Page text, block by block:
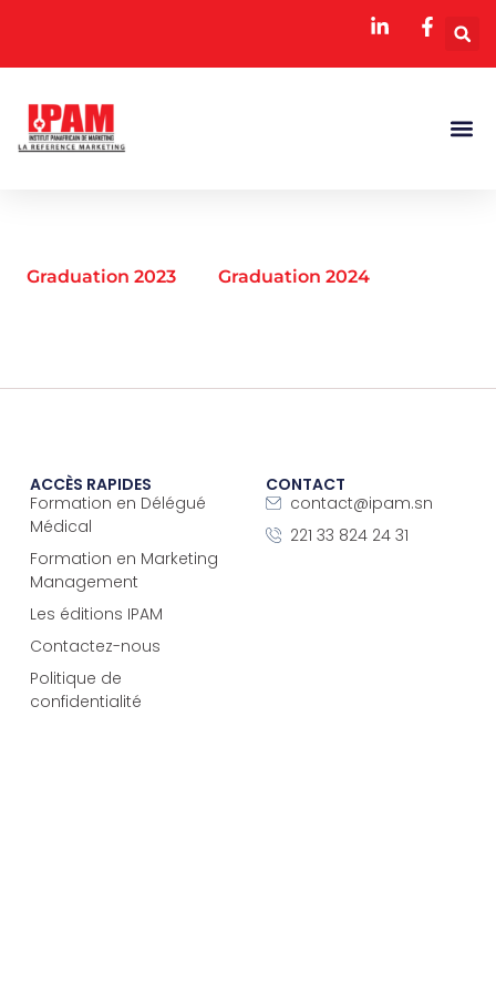
Graduation 2023 Graduation 2024
ACCÈS RAPIDES
Formation en Délégué
Médical
Formation en Marketing
Management
Les éditions IPAM
Contactez-nous
Politique de
confidentialité
CONTACT
contact@ipam.sn
221 33 824 24 31